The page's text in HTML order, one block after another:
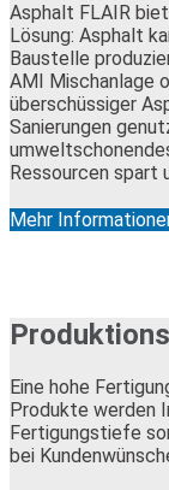
Asphalt FLAIR
Lösung: Asphalt
Baustelle
AMI Mischanlage
überschüssiger
Sanierungen
Ressourcen spart
Mehr
Eine hohe
Produkte werden
Fertigungstiefe
bei